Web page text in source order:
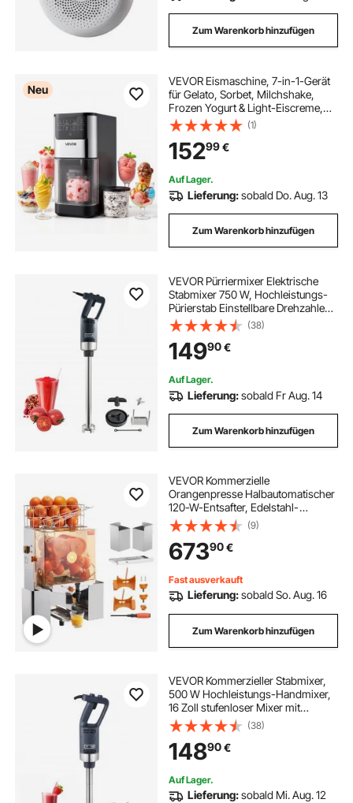
Zum Warenkorb hinzufügen
Neu
VEVOR Eismaschine, 7-in-1-Gerät
für Gelato, Sorbet, Milchshake,
Frozen Yogurt & Light-Eiscreme,
Hausgemachte Eismaschine mit
Ein-Knopf-Funktion zum Einrühren
und Nachdrehen, Glatte Cremige
Textur
(1)
15299€
Auf Lager.
Lieferung:sobald Do. Aug. 13
Zum Warenkorb hinzufügen
VEVOR Pürriermixer Elektrische
Stabmixer 750 W, Hochleistungs-
Pürierstab Einstellbare Drehzahlen,
Edelstahl Mehrzweck Stabmixer
855 mm Abnehmbarer Rührstab,
inkl. Wandhaken &
Ersatzklingenkopf
(38)
14990€
Auf Lager.
Lieferung:sobald Fr Aug. 14
Zum Warenkorb hinzufügen
VEVOR Kommerzielle
Orangenpresse Halbautomatischer
120-W-Entsafter, Edelstahl-
Orangenpresse für 20 Orangen pro
Minute, mit Wasserhahn & PC-
Abdeckung Gewerbliche
Zitruspresse Saftpresse Elektrisch
(9)
67390€
Fast ausverkauft
Lieferung:sobald So. Aug. 16
Zum Warenkorb hinzufügen
VEVOR Kommerzieller Stabmixer,
500 W Hochleistungs-Handmixer,
16 Zoll stufenloser Mixer mit
variabler Geschwindigkeit und
Edelstahlklinge, tragbarer
Mehrzweckmixer für Suppen,
Saucen, Kartoffelpüree, Sahne
(38)
14890€
Auf Lager.
Lieferung:sobald Mi. Aug. 12